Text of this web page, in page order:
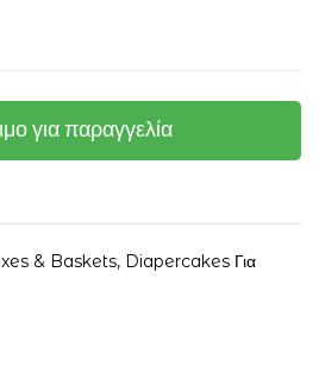
για παραγγελία
& Baskets, Diapercakes Για